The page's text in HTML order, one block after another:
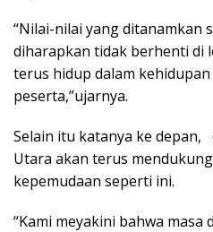
“Nilai-nilai yang ditanamkan
diharapkan tidak berhenti di
terus hidup dalam
peserta,”ujarnya.
Selain itu katanya ke depan,
Utara akan terus
kepemudaan seperti ini.
“Kami meyakini bahwa masa